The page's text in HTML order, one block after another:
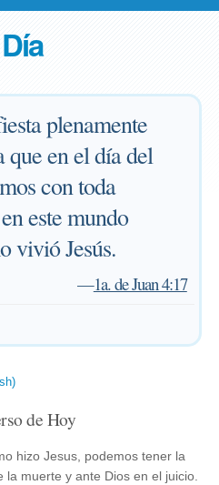
plenamente
que en el día del
con toda
este mundo
vivió Jesús.
—1a. de Juan 4:17
de Hoy
hizo Jesus, podemos tener la
muerte y ante Dios en el juicio.